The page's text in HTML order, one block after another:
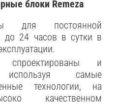
блоки Remeza
для постоянной
до 24 часов в сутки в
спроектированы и
используя самые
технологии, на
качественном